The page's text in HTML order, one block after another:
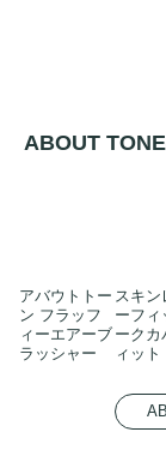
ABOUT
アバウトトー
ン フラッフ
ィーエアーブ
ラッシャー
スキン
ーフィ
ークカ
ィット